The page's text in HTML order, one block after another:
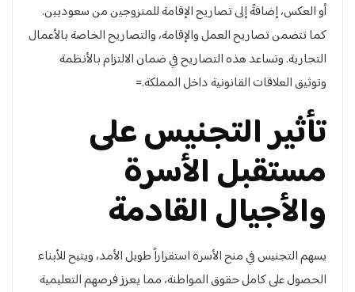
أو العكس، إضافةً إلى تصاريح الإقامة للمتزوجين من سعوديين.
كما تتضمن تصاريح العمل والإقامة، والتصاريح الخاصة بالأعمال
التجارية. وتساعد هذه التصاريح في ضمان الالتزام بالأنظمة
وتوثيق العلاقات القانونية داخل المملكة.=
تأثير التجنيس على
مستقبل الأسرة
والأجيال القادمة
يسهم التجنيس في منح الأسرة استقراراً طويل الأمد، ويتيح للأبناء
الحصول على كامل حقوق المواطنة، مما يعزز فرصهم التعليمية